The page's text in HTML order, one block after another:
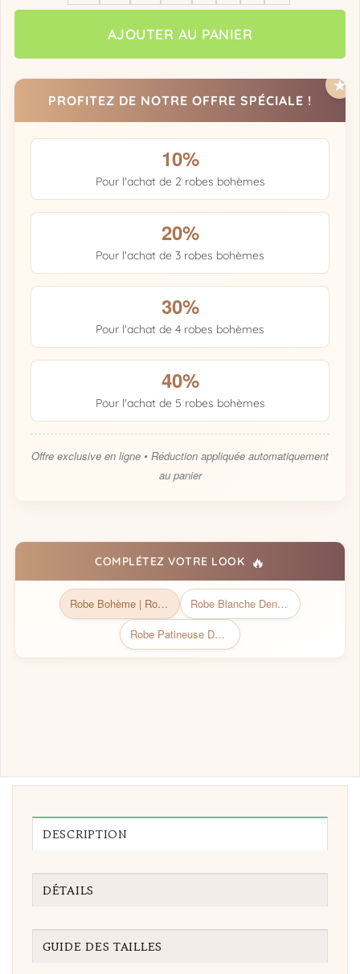
AJOUTER AU PANIER
PROFITEZ DE NOTRE OFFRE SPÉCIALE !
10%
Pour l'achat de 2 robes bohèmes
20%
Pour l'achat de 3 robes bohèmes
30%
Pour l'achat de 4 robes bohèmes
40%
Pour l'achat de 5 robes bohèmes
Offre exclusive en ligne • Réduction appliquée automatiquement
au panier
COMPLÉTEZ VOTRE LOOK 🔥
Robe Bohème | Robe Bohème chic
Robe Blanche Dentelle Style Bohème
Robe Patineuse Dentelle Champêtre
DESCRIPTION
DÉTAILS
GUIDE DES TAILLES